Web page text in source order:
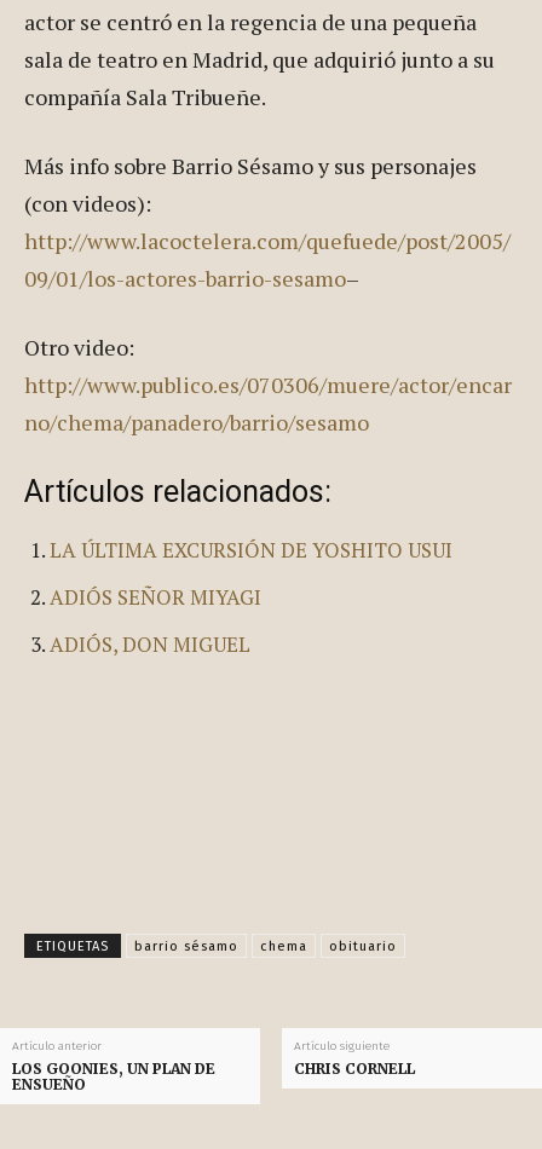
actor se centró en la regencia de una pequeña
sala de teatro en Madrid, que adquirió junto a su
compañía Sala Tribueñe.
Más info sobre Barrio Sésamo y sus personajes
(con videos):
http://www.lacoctelera.com/quefuede/post/2005/
09/01/los-actores-barrio-sesamo–
Otro video:
http://www.publico.es/070306/muere/actor/encar
no/chema/panadero/barrio/sesamo
Artículos relacionados:
LA ÚLTIMA EXCURSIÓN DE YOSHITO USUI
ADIÓS SEÑOR MIYAGI
ADIÓS, DON MIGUEL
ETIQUETAS barrio sésamo chema obituario
Artículo anterior
LOS GOONIES, UN PLAN DE
ENSUEÑO
Artículo siguiente
CHRIS CORNELL